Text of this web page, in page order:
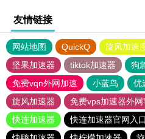
友情链接
网站地图 QuickQ 旋风加速
坚果加速器
tiktok加速器
狗
免费vqn外网加速
小蓝鸟 优
旋风加速器
免费vps加速器外网
快连加速器
快连加速器官网入口